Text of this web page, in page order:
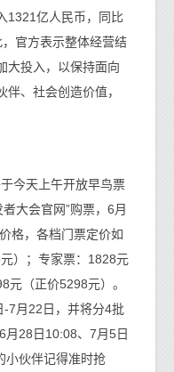
1321亿人民币，同比
官方表示整体经营结
大投入，以保持面向
、社会创造价值，
今天上午开放早鸟票
大会官网”购票，6月
格，各档门票定价如
）；专家票：1828元
元（正价5298元）。
7月22日，并将分4批
28日10:08、7月5日
小伙伴记得准时抢